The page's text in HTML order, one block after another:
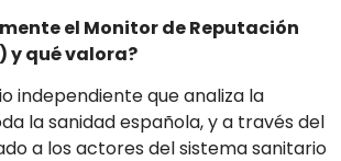
el Monitor de Reputación
y qué valora?
independiente que analiza la
la sanidad española, y a través del
a los actores del sistema sanitario